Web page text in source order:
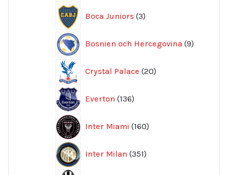
Boca Juniors 3
produkter
Bosnien och Hercegovina 9
produkter
Crystal Palace 20
produkter
Everton 136
produkter
Inter Miami 160
produkter
Inter Milan 351
produkter